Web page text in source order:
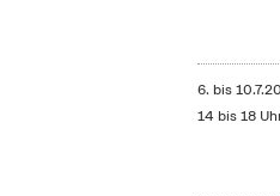
6. bis
14 bis 18